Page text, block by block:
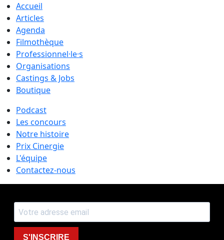
Accueil
Articles
Agenda
Filmothèque
Professionnel·le·s
Organisations
Castings & Jobs
Boutique
Podcast
Les concours
Notre histoire
Prix Cinergie
L'équipe
Contactez-nous
S'INSCRIRE